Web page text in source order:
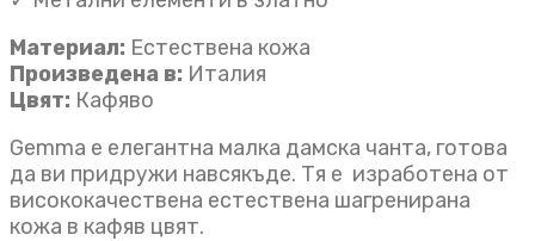
Материал: Естествена кожа
Произведена в: Италия
Цвят: Кафяво
Gemma e елегантна малка дамска чанта, готова
да ви придружи навсякъде. Тя е изработена от
висококачествена естествена шагренирана
кожа в кафяв цвят.